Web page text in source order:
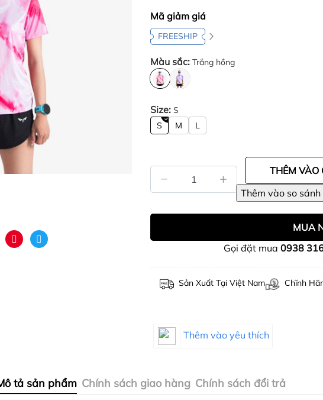
Mã giảm giá
FREESHIP
Màu sắc: Trắng hồng
Size: S
S M L
THÊM VÀO
MUA
Gọi đặt mua 0938
Sản Xuất Tại Việt Nam Chĩnh
Thêm vào yêu thích
tả sản phẩm Chính sách giao hàng Chính sách đổi trả